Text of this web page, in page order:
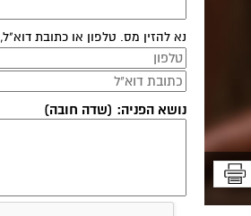
נא להזין מס. טלפון או כתובת
נושא הפניה: (שדה חובה)